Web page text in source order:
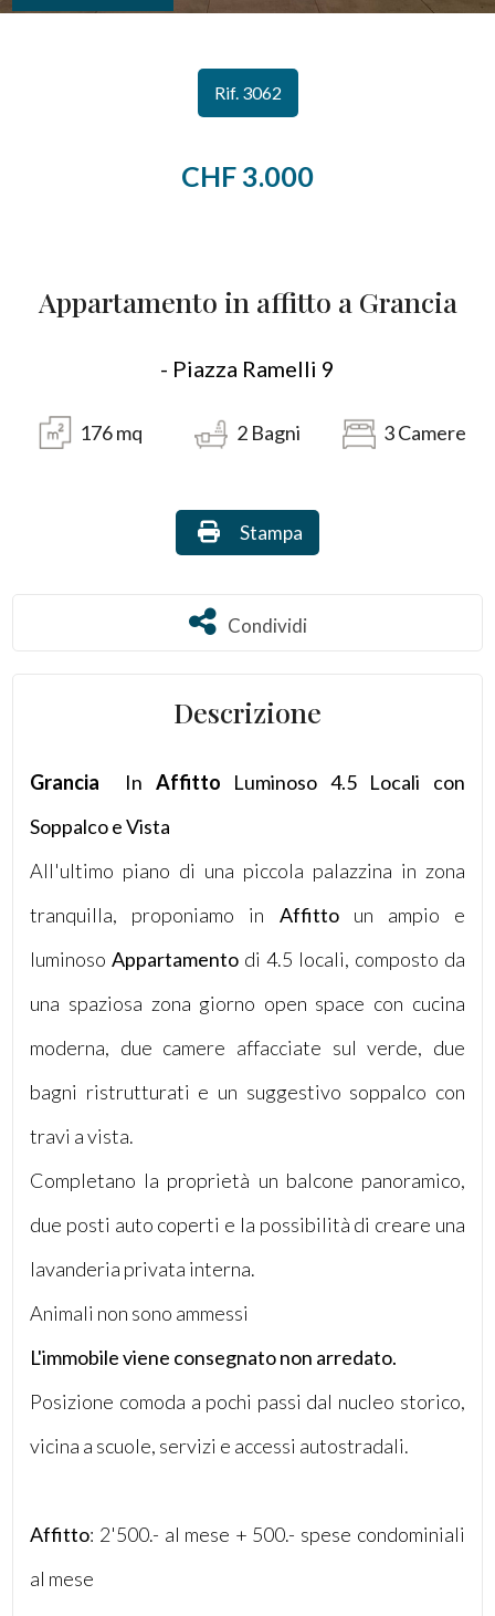
Rif. 3062
CHF 3.000
Appartamento in affitto a Grancia
- Piazza Ramelli 9
176mq 2Bagni 3Camere
Stampa: Rif. 3062
Stampa
Condividi
Condividi
Descrizione
Grancia  In Affitto Luminoso 4.5 Locali con
Soppalco e Vista
All'ultimo piano di una piccola palazzina in zona
tranquilla, proponiamo in Affittoun ampio e
luminosoAppartamento di 4.5 locali, composto da
una spaziosa zona giorno open space con cucina
moderna, due camere affacciate sul verde, due
bagni ristrutturati e un suggestivo soppalco con
travi a vista.
Completano la proprietà un balcone panoramico,
due posti auto coperti e la possibilità di creare una
lavanderia privata interna.
Animali non sono ammessi
L'immobile viene consegnato non arredato.
Posizione comoda a pochi passi dal nucleo storico,
vicina a scuole, servizi e accessi autostradali.
Affitto: 2'500.- al mese + 500.- spese condominiali
al mese
Tipologia
Qualsiasi
mq
Locali
Qualsiasi
2
5